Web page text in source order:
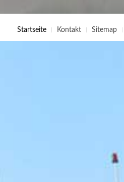
Startseite Kontakt Sitemap